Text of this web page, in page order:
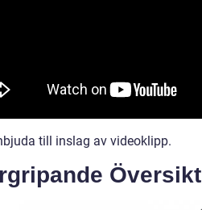
till inslag av videoklipp.
Översikt